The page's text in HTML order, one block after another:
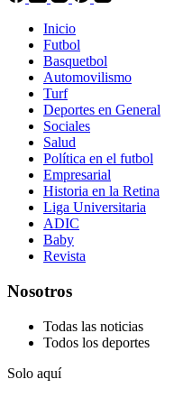
Inicio
Futbol
Basquetbol
Automovilismo
Turf
Deportes en General
Sociales
Salud
Política en el futbol
Empresarial
Historia en la Retina
Liga Universitaria
ADIC
Baby
Revista
Nosotros
Todas las noticias
Todos los deportes
Solo aquí